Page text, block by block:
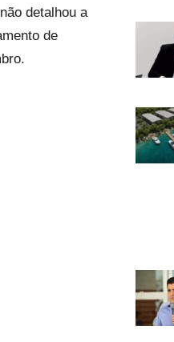
detalhou a
de